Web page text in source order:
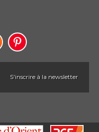
S'inscrire à la newsletter